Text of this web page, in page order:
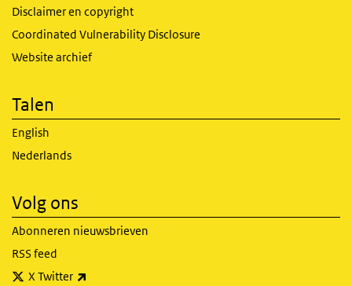
Disclaimer en copyright
Coordinated Vulnerability Disclosure
Website archief
Talen
English
Nederlands
Volg ons
Abonneren nieuwsbrieven
RSS feed
X Twitter